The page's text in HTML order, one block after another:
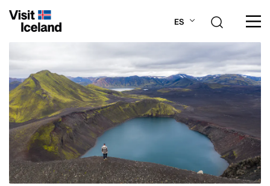
ES
SOBRE ISLANDIA
PLANIFICA TU VIAJE
LUGARES
ACTIVIDADES